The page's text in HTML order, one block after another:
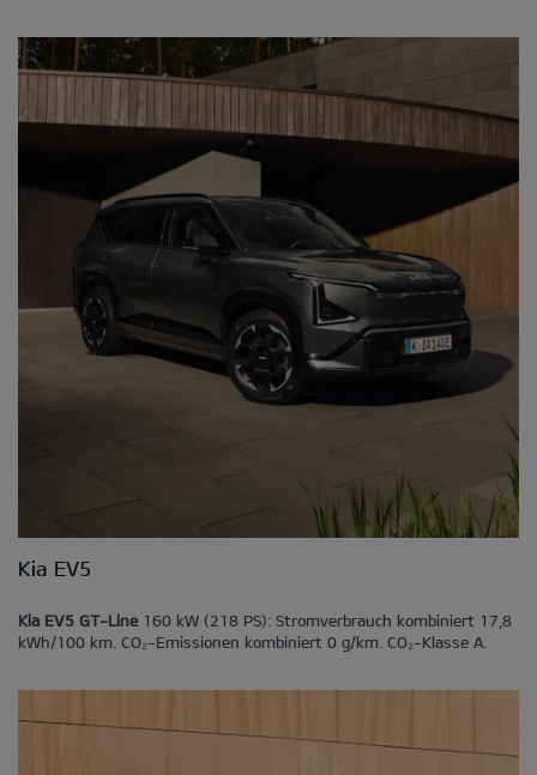
Kia EV5
Kia EV5 GT-Line 160 kW (218 PS): Stromverbrauch kombiniert 17,8
kWh/100 km. CO₂-Emissionen kombiniert 0 g/km. CO₂-Klasse A.